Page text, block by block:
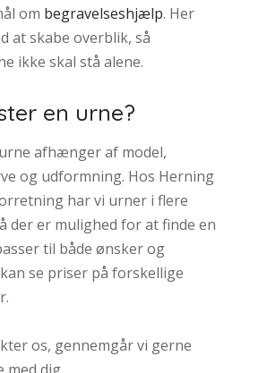
om begravelseshjælp. Her
at skabe overblik, så
ikke skal stå alene.
en urne?
afhænger af model,
og udformning. Hos Herning
har vi urner i flere
der er mulighed for at finde en
til både ønsker og
se priser på forskellige
os, gennemgår vi gerne